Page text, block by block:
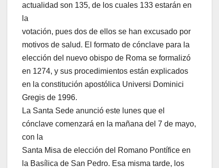
actualidad son 135, de los cuales 133 estarán en
la
votación, pues dos de ellos se han excusado por
motivos de salud. El formato de cónclave para la
elección del nuevo obispo de Roma se formalizó
en 1274, y sus procedimientos están explicados
en la constitución apostólica Universi Dominici
Gregis de 1996.
La Santa Sede anunció este lunes que el
cónclave comenzará en la mañana del 7 de mayo,
con la
Santa Misa de elección del Romano Pontífice en
la Basílica de San Pedro. Esa misma tarde, los